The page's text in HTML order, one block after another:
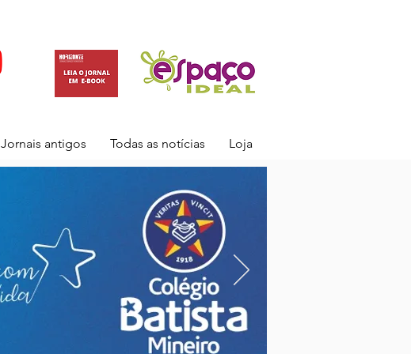
Jornais antigos Todas as notícias Loja